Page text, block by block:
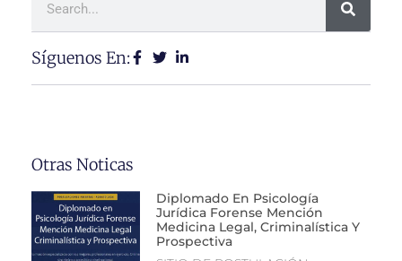
Síguenos En:
Otras Noticas
Diplomado En Psicología
Jurídica Forense Mención
Medicina Legal, Criminalística Y
Prospectiva